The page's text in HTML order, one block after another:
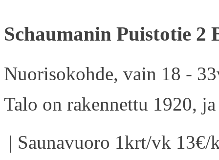
Schaumanin Puistotie 2
Nuorisokohde, vain 18 -
Talo on rakennettu 1920,
| Saunavuoro 1krt/vk